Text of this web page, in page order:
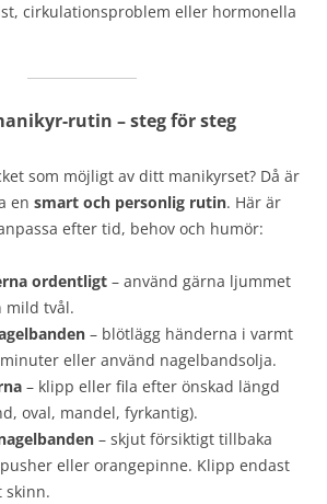
cirkulationsproblem eller hormonella
rutin – steg för steg
som möjligt av ditt manikyrset? Då är
en smart och personlig rutin. Här är
efter tid, behov och humör:
ordentligt – använd gärna ljummet
mild tvål.
– blötlägg händerna i varmt
eller använd nagelbandsolja.
– klipp eller fila efter önskad längd
oval, mandel, fyrkantig).
– skjut försiktigt tillbaka
eller orangepinne. Klipp endast
skinn.